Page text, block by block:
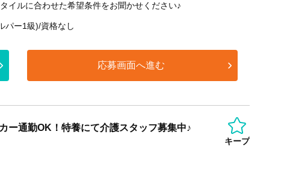
イルに合わせた希望条件をお聞かせください♪
パー1級)/資格なし
応募画面へ進む
通勤OK！特養にて介護スタッフ募集中♪
キープ